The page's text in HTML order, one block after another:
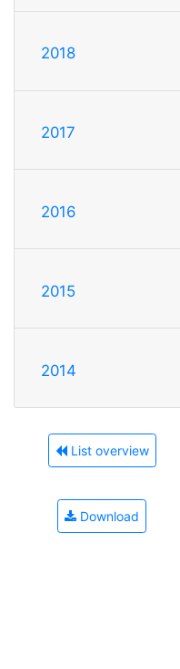
2018
2017
2016
2015
2014
List overview
Download